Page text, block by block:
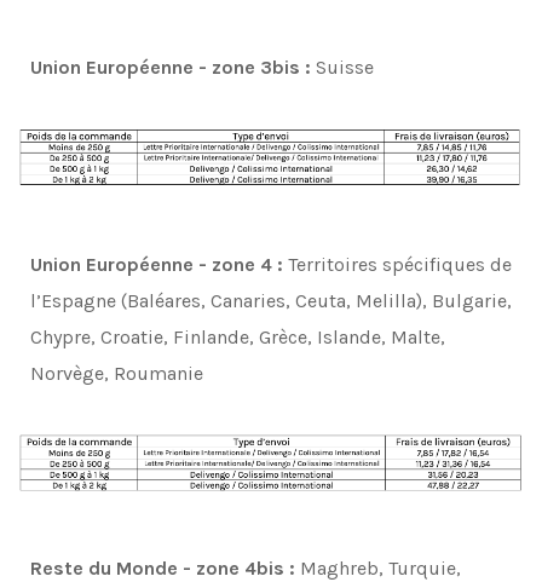
Union Européenne - zone 3bis : Suisse
Union Européenne - zone 4 : Territoires spécifiques de
l’Espagne (Baléares, Canaries, Ceuta, Melilla), Bulgarie,
Chypre, Croatie, Finlande, Grèce, Islande, Malte,
Norvège, Roumanie
Reste du Monde - zone 4bis : Maghreb, Turquie,